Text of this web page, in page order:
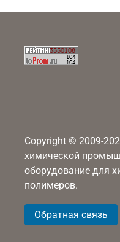
Copyright © 2009-
химической
оборудование для
полимеров.
Обратная связь